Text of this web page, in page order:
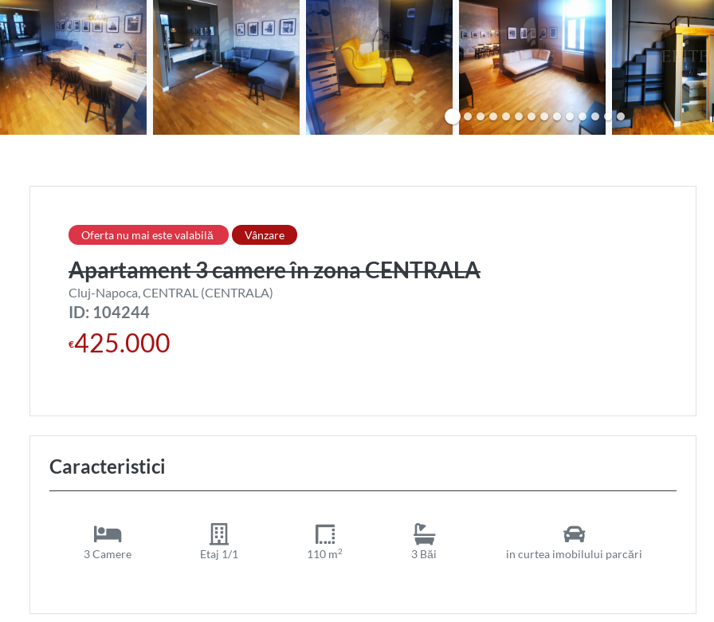
Oferta nu mai este valabilă Vânzare
Apartament 3 camere în zona CENTRALA
Cluj-Napoca, CENTRAL (CENTRALA)
ID: 104244
€425.000
Caracteristici
3 Camere Etaj 1/1 110 m2 3 Băi in curtea imobilului parcări